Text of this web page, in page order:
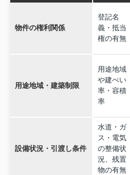
物件の権利関係
登記名
義・抵当
権の有無
用途地域・建築制限
用途地域
や建ぺい
率・容積
率
設備状況・引渡し条件
水道・ガ
ス・電気
の整備状
況、残置
物の有無